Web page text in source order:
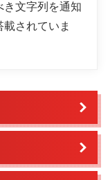
き文字列を通知
されていま